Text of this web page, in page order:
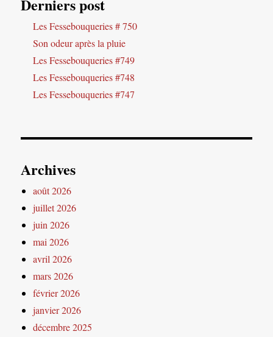
Derniers post
Les Fessebouqueries # 750
Son odeur après la pluie
Les Fessebouqueries #749
Les Fessebouqueries #748
Les Fessebouqueries #747
Archives
août 2026
juillet 2026
juin 2026
mai 2026
avril 2026
mars 2026
février 2026
janvier 2026
décembre 2025